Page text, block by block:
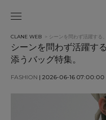
CLANE WEB > シーンを問わず活躍する
シーンを問わず活躍す
添うバッグ特集。
FASHION | 2026-06-16 07:00:00